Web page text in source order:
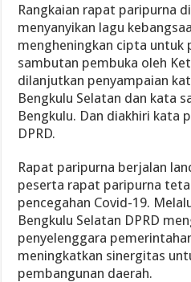
Rangkaian rapat paripurna
menyanyikan lagu
mengheningkan cipta untuk
sambutan pembuka oleh
dilanjutkan penyampaian
Bengkulu Selatan dan kata
Bengkulu. Dan diakhiri kata
DPRD.
Rapat paripurna berjalan
peserta rapat paripurna
pencegahan Covid-19.
Bengkulu Selatan DPRD
penyelenggara
meningkatkan sinergitas
pembangunan daerah.